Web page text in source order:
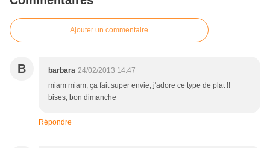
Ajouter un commentaire
B barbara 24/02/2013 14:47
miam miam, ça fait super envie, j'adore ce type de plat !!
bises, bon dimanche
Répondre